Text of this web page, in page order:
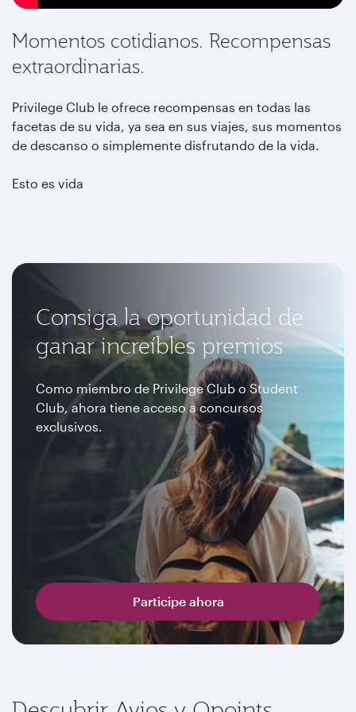
Momentos cotidianos. Recompensas
extraordinarias.
Privilege Club le ofrece recompensas en todas las
facetas de su vida, ya sea en sus viajes, sus momentos
de descanso o simplemente disfrutando de la vida.
Esto es vida
Consiga la oportunidad de
ganar increíbles premios
Como miembro de Privilege Club o Student
Club, ahora tiene acceso a concursos
exclusivos.
Participe ahora